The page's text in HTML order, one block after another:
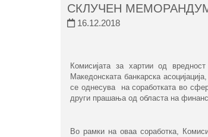
СКЛУЧЕН
16.12.2018
Комисијата за хартии од
Македонската банкарска
се однесува на соработката во
други прашања од областа на
Во рамки на оваа соработка,